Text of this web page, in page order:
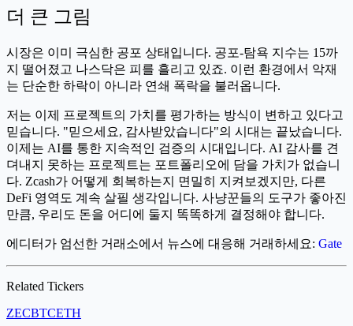
더 큰 그림
시장은 이미 극심한 공포 상태입니다. 공포-탐욕 지수는 15까
지 떨어졌고 나스닥은 피를 흘리고 있죠. 이런 환경에서 악재
는 단순한 하락이 아니라 연쇄 폭락을 불러옵니다.
저는 이제 프로젝트의 가치를 평가하는 방식이 변하고 있다고
믿습니다. "믿으세요, 감사받았습니다"의 시대는 끝났습니다.
이제는 AI를 통한 지속적인 검증의 시대입니다. AI 감사를 견
뎌내지 못하는 프로젝트는 포트폴리오에 담을 가치가 없습니
다. Zcash가 어떻게 회복하는지 면밀히 지켜보겠지만, 다른
DeFi 영역도 계속 살필 생각입니다. 사냥꾼들의 도구가 좋아진
만큼, 우리도 돈을 어디에 둘지 똑똑하게 결정해야 합니다.
에디터가 엄선한 거래소에서 뉴스에 대응해 거래하세요: Gate
Related Tickers
ZECBTCETH